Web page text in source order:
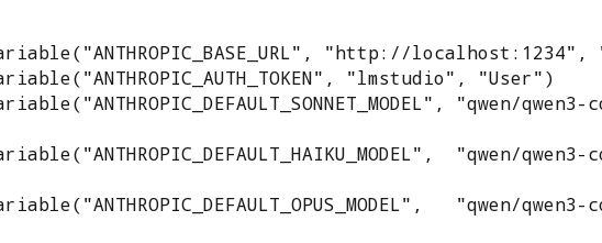
"http://localhost:1234",
"lmstudio", "User")
"qwen/qwen3-
"qwen/qwen3-
"qwen/qwen3-